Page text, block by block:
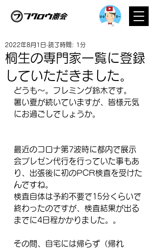
桐生の専門家一覧に登録
していただきました。
2022年8月1日 読了時間: 1分
どうも～。フレミング鈴木です。
暑い夏が続いていますが、皆様元気
にお過ごしでしょうか。
最近のコロナ第7波時に都内で展示
会プレゼン代行を行っていた事もあ
り、出張後に初のPCR検査を受けた
んですね。
検査自体は予約不要で15分くらいで
終わったのですが、検査結果が出る
までに4日程かかりました。。
その間、自宅には帰らず（帰れ